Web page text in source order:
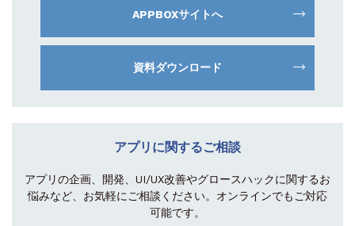
APPBOXサイトへ
資料ダウンロード
アプリに関するご相談
アプリの企画、開発、UI/UX改善やグロースハックに関するお
悩みなど、お気軽にご相談 ください。オンラインでもご対応
可能です。